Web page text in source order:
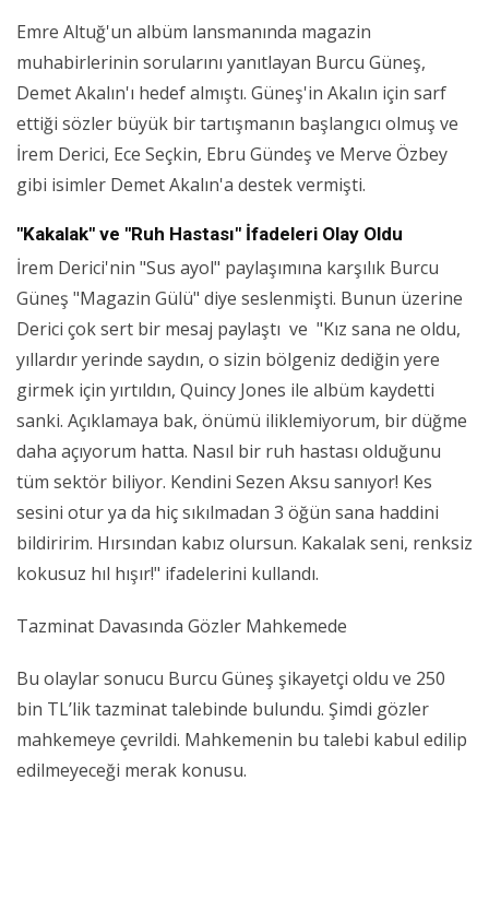
Emre Altuğ'un albüm lansmanında magazin
muhabirlerinin sorularını yanıtlayan Burcu Güneş,
Demet Akalın'ı hedef almıştı. Güneş'in Akalın için sarf
ettiği sözler büyük bir tartışmanın başlangıcı olmuş ve
İrem Derici, Ece Seçkin, Ebru Gündeş ve Merve Özbey
gibi isimler Demet Akalın'a destek vermişti.
"Kakalak" ve "Ruh Hastası" İfadeleri Olay Oldu
İrem Derici'nin "Sus ayol" paylaşımına karşılık Burcu
Güneş "Magazin Gülü" diye seslenmişti. Bunun üzerine
Derici çok sert bir mesaj paylaştı ve "Kız sana ne oldu,
yıllardır yerinde saydın, o sizin bölgeniz dediğin yere
girmek için yırtıldın, Quincy Jones ile albüm kaydetti
sanki. Açıklamaya bak, önümü iliklemiyorum, bir düğme
daha açıyorum hatta. Nasıl bir ruh hastası olduğunu
tüm sektör biliyor. Kendini Sezen Aksu sanıyor! Kes
sesini otur ya da hiç sıkılmadan 3 öğün sana haddini
bildiririm. Hırsından kabız olursun. Kakalak seni, renksiz
kokusuz hıl hışır!" ifadelerini kullandı.
Tazminat Davasında Gözler Mahkemede
Bu olaylar sonucu Burcu Güneş şikayetçi oldu ve 250
bin TL’lik tazminat talebinde bulundu. Şimdi gözler
mahkemeye çevrildi. Mahkemenin bu talebi kabul edilip
edilmeyeceği merak konusu.